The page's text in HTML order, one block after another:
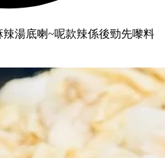
湯底喇~呢款辣係後勁先嚟料